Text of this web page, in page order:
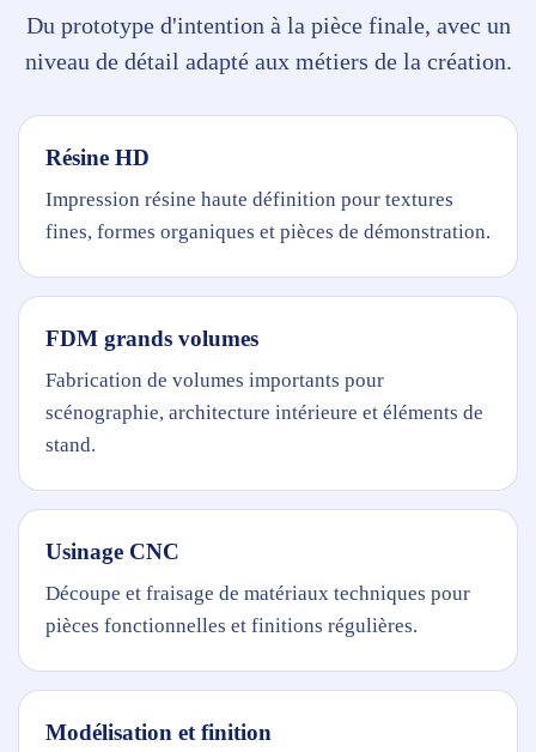
Du prototype d'intention à la pièce finale, avec un
niveau de détail adapté aux métiers de la création.
Résine HD
Impression résine haute définition pour textures
fines, formes organiques et pièces de démonstration.
FDM grands volumes
Fabrication de volumes importants pour
scénographie, architecture intérieure et éléments de
stand.
Usinage CNC
Découpe et fraisage de matériaux techniques pour
pièces fonctionnelles et finitions régulières.
Modélisation et finition